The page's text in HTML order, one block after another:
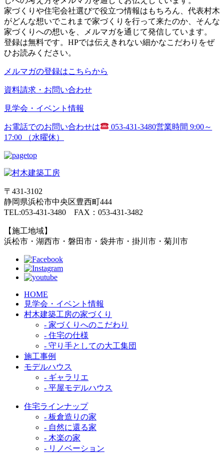
家づくりや住宅会社選びで役立つ情報はもちろん、代表村木
がどんな想いでこれまで家づくりを行って来たのか、そんな
家づくりへの想いを、メルマガを通じて発信しています。
登録は無料です。HPでは伝えきれない細かなこだわりをぜ
ひお読みください。
メルマガの登録はこちらから
資料請求・お問い合わせ
見学会・イベント情報
お電話でのお問い合わせは 053-431-3480営業時間 9:00～
17:00 （水曜休）
〒431-3102
静岡県浜松市中央区豊西町444
TEL:053-431-3480 FAX：053-431-3482
【施工地域】
浜松市・湖西市・磐田市・袋井市・掛川市・菊川市
HOME
見学会・イベント情報
村木建築工房の家づくり
- 家づくりへのこだわり
- 住宅の仕様
- 守り手としての大工集団
施工事例
モデルハウス
- ギャラリエ
- 平屋モデルハウス
住宅ラインナップ
- 板倉造りの家
- 自然に還る家
- 木楽の家
- リノベーション